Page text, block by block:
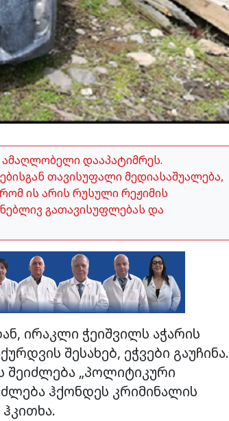
დააპატიმრეს.
თავისუფალი მედიასაშუალება,
ის არის რუსული რეჟიმის
გათავისუფლებას და
ირაკლი ჭეიშვილს აჭარის
შესახებ, ეჭვები გაუჩინა.
შეიძლება „პოლიტიკური
ჰქონდეს კრიმინალის